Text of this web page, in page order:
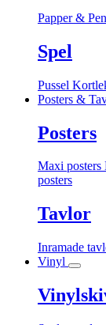
Papper &
Spel
Pussel
Posters &
Posters
Maxi posters
posters
Tavlor
Inramade
Vinyl